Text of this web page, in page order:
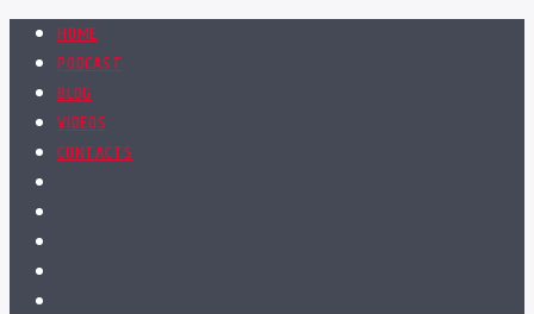
HOME
PODCAST
BLOG
VIDEOS
CONTACTS